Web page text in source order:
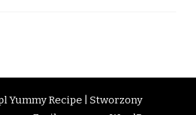
Yummy Recipe | Stworzony